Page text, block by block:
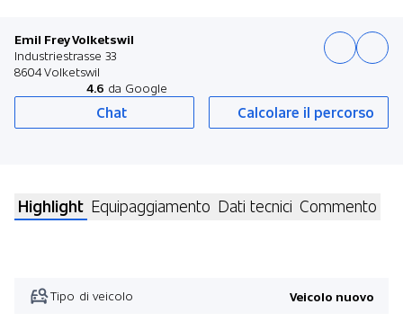
Emil Frey Volketswil
Industriestrasse 33
8604 Volketswil
4.6 da Google
Chat Calcolare il percorso
Highlight Equipaggiamento Dati tecnici Commento
Tipo di veicolo Veicolo nuovo